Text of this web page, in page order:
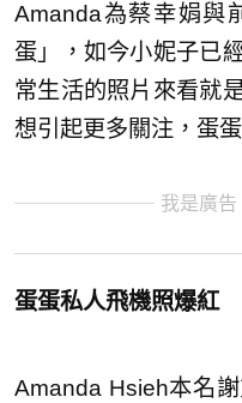
Amanda為蔡幸娟與
蛋」，如今小妮子已
常生活的照片來看就
想引起更多關注，蛋
我是廣
蛋蛋私人飛機照爆紅
Amanda Hsieh本名